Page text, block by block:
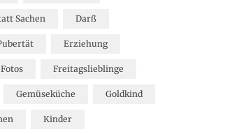
Sachen Darß
Erziehung
Fotos Freitagslieblinge
Gemüseküche Goldkind
Kinder